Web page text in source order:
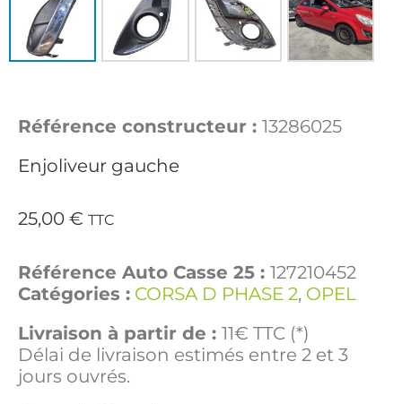
Référence constructeur : 13286025
Enjoliveur gauche
25,00 € TTC
Référence Auto Casse 25 : 127210452
Catégories : CORSA D PHASE 2, OPEL
Livraison à partir de : 11€ TTC (*)
Délai de livraison estimés entre 2 et 3
jours ouvrés.